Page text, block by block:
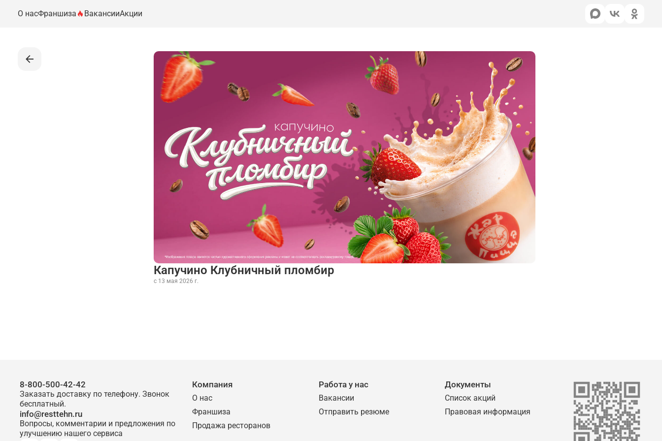
О насФраншиза ВакансииАкции
Капучино Клубничный пломбир
с 13 мая 2026 г.
8-800-500-42-42
Заказать доставку по телефону. Звонок
бесплатный.
info@resttehn.ru
Вопросы, комментарии и предложения по
улучшению нашего сервиса
Компания
О нас
Франшиза
Продажа ресторанов
Работа у нас
Вакансии
Отправить резюме
Документы
Список акций
Правовая информация